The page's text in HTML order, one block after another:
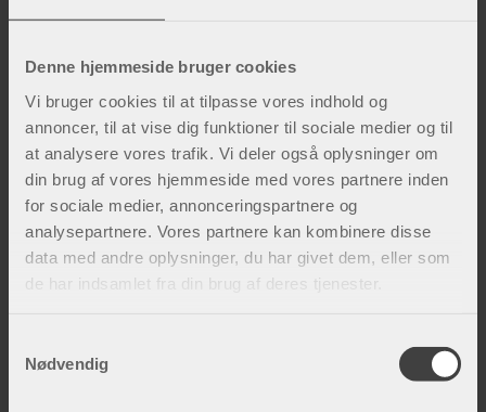
Denne hjemmeside bruger cookies
Vi bruger cookies til at tilpasse vores indhold og
annoncer, til at vise dig funktioner til sociale medier og til
at analysere vores trafik. Vi deler også oplysninger om
din brug af vores hjemmeside med vores partnere inden
for sociale medier, annonceringspartnere og
analysepartnere. Vores partnere kan kombinere disse
data med andre oplysninger, du har givet dem, eller som
de har indsamlet fra din brug af deres tjenester.
Nødvendig
Tilpas intensiteten til længden af passet og
træn på moderat intensitet, dvs. ikke over 160
pulsslag/minut. Er du ikke vant til at træne, så
arbejd i det tempo, der føles godt, og tænk, at
det skal være behageligt at føre en samtale
under træningen. Anbefalet træningsprogram
under graviditet er 30 minutter om dagen eller
150 minutter om ugen.
der indebærer fysisk kontakt?